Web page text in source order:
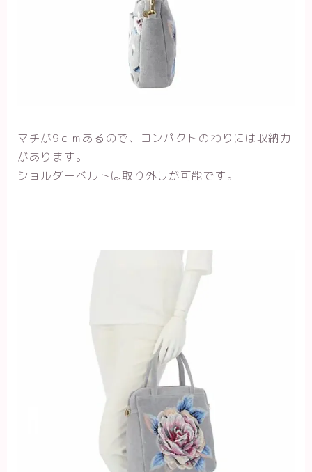
マチが9ｃｍあるので、コンパクトのわりには収納力
があります。
ショルダーベルトは取り外しが可能です。